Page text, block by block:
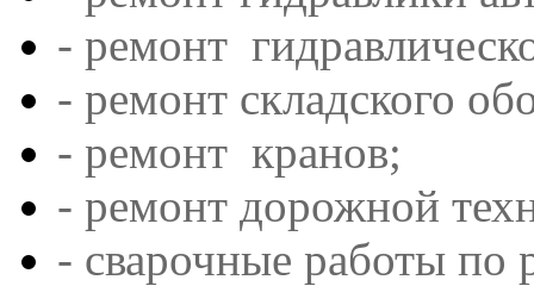
- ремонт
- ремонт складского
- ремонт кранов;
- ремонт дорожной
- сварочные работы по